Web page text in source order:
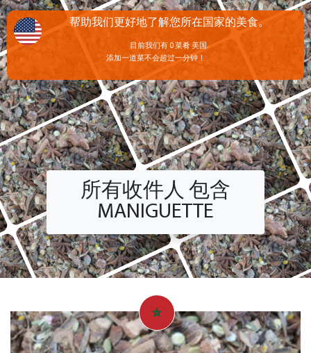
所有收件人 包含
MANIGUETTE
帮助我们更好地了解您所在国家的美食。
目前我们有 0 菜肴 美国.
添加一道菜不会超过一分钟！